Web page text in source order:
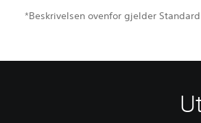
*Beskrivelsen ovenfor gjelder